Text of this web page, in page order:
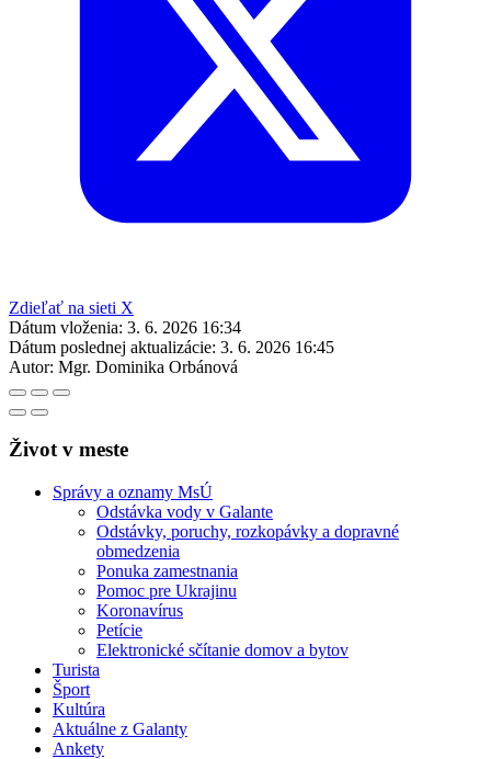
Zdieľať na sieti X
Dátum vloženia: 3. 6. 2026 16:34
Dátum poslednej aktualizácie: 3. 6. 2026 16:45
Autor: Mgr. Dominika Orbánová
Život v meste
Správy a oznamy MsÚ
Odstávka vody v Galante
Odstávky, poruchy, rozkopávky a dopravné
obmedzenia
Ponuka zamestnania
Pomoc pre Ukrajinu
Koronavírus
Petície
Elektronické sčítanie domov a bytov
Turista
Šport
Kultúra
Aktuálne z Galanty
Ankety